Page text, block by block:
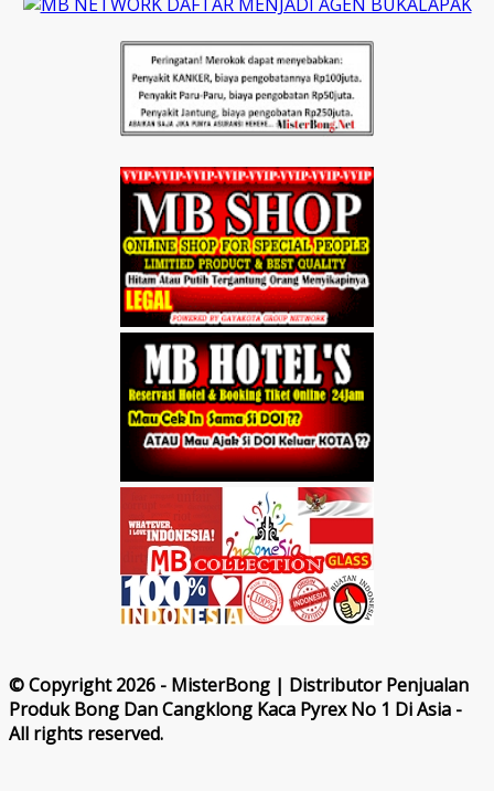
© Copyright 2026 - MisterBong | Distributor Penjualan
Produk Bong Dan Cangklong Kaca Pyrex No 1 Di Asia -
All rights reserved.